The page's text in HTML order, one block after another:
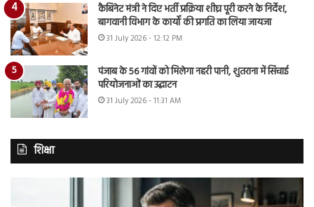
कैबिनेट मंत्री ने दिए भर्ती प्रक्रिया शीघ्र पूरी करने के निर्देश,
बागवानी विभाग के कार्यों की प्रगति का लिया जायजा
31 July 2026 - 12:12 PM
पंजाब के 56 गांवों को मिलेगा नहरी पानी, शुतराना में सिंचाई
परियोजनाओं का उद्घाटन
31 July 2026 - 11:31 AM
शिक्षा